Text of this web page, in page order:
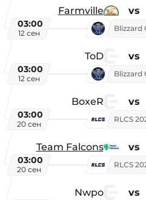
Farmville vs
03:00
12 сен
ToD vs
03:00
12 сен
BoxeR vs
03:00
20 сен
Team Falcons vs
03:00
20 сен
Nwpo vs